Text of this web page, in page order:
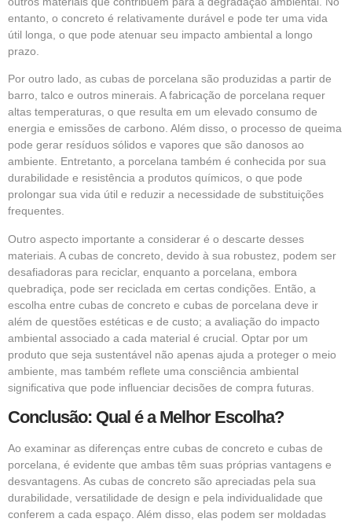
entanto, o concreto é relativamente durável e pode ter uma vida
útil longa, o que pode atenuar seu impacto ambiental a longo
prazo.
Por outro lado, as cubas de porcelana são produzidas a partir de
barro, talco e outros minerais. A fabricação de porcelana requer
altas temperaturas, o que resulta em um elevado consumo de
energia e emissões de carbono. Além disso, o processo de queima
pode gerar resíduos sólidos e vapores que são danosos ao
ambiente. Entretanto, a porcelana também é conhecida por sua
durabilidade e resistência a produtos químicos, o que pode
prolongar sua vida útil e reduzir a necessidade de substituições
frequentes.
Outro aspecto importante a considerar é o descarte desses
materiais. A cubas de concreto, devido à sua robustez, podem ser
desafiadoras para reciclar, enquanto a porcelana, embora
quebradiça, pode ser reciclada em certas condições. Então, a
escolha entre cubas de concreto e cubas de porcelana deve ir
além de questões estéticas e de custo; a avaliação do impacto
ambiental associado a cada material é crucial. Optar por um
produto que seja sustentável não apenas ajuda a proteger o meio
ambiente, mas também reflete uma consciência ambiental
significativa que pode influenciar decisões de compra futuras.
Conclusão: Qual é a Melhor Escolha?
Ao examinar as diferenças entre cubas de concreto e cubas de
porcelana, é evidente que ambas têm suas próprias vantagens e
desvantagens. As cubas de concreto são apreciadas pela sua
durabilidade, versatilidade de design e pela individualidade que
conferem a cada espaço. Além disso, elas podem ser moldadas